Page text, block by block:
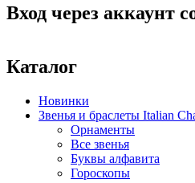
Вход через аккаунт
Каталог
Новинки
Звенья и браслеты Italian
Орнаменты
Все звенья
Буквы алфавита
Гороскопы